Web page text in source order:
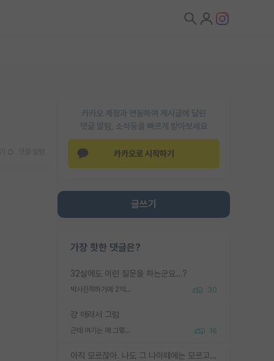
카카오 계정과 연동하여 게시글에 달린
댓글 알람, 소식등을 빠르게 받아보세요
카카오로 시작하기
글쓰기
가장 핫한 댓글은?
32살에도 이런 질문을 하는군요...?
박사진학하기에 2억은 괜찮은 (?) 정도의 경제력인가요 30
걍 애라서 그럼
근데 여기는 왜 그렇게 SPK를 물어보는거임? 16
아직 모르잖아. 나도 그 나이때에는 모르고 평가 받고 안심하고 싶었어.